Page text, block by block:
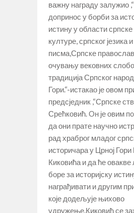
важну награду залужио
допринос у борби за
истину у области српске
културе, српског језика
писма,Српске
очувању вековних
традиција Српског
Гори.“-истакао је овом
предсједник ,“Српске
Срећковић. Oн је овим
да они прате научно
рад храброг младог
историчара у Црној Гори
Киковића и да ће овакве
боре за историјску
награђивати и другим
које додељује њихово
удружење.Киковић се